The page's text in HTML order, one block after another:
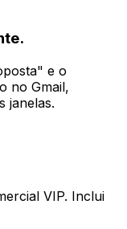
e o
no Gmail,
janelas.
VIP. Inclui